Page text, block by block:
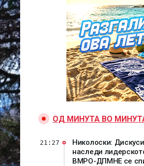
ОД МИНУТА ВО
Николоски:
наследи
ВМРО-ДПМНЕ се
21:27